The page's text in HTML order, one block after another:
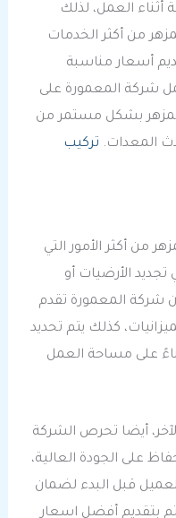
أثناء العمل، لذلك
من أكثر الخدمات
أسعار مناسبة
شركة المعمورة على
بشكل مستمر من
المعدات. تركيب
من أكثر الأمور التي
تجديد الأرضيات أو
شركة المعمورة تقدم
كذلك يتم تحديد
على مساحة العمل
أيضا تحرص الشركة
على الجودة العالية،
قبل البدء لضمان
بتقديم أفضل اسعار